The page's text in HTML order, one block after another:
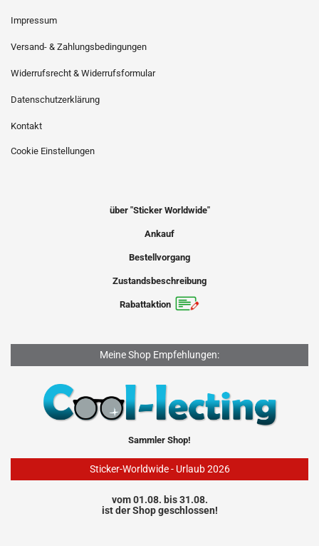
Impressum
Versand- & Zahlungsbedingungen
Widerrufsrecht & Widerrufsformular
Datenschutzerklärung
Kontakt
Cookie Einstellungen
über "Sticker Worldwide"
Ankauf
Bestellvorgang
Zustandsbeschreibung
Rabattaktion
Meine Shop Empfehlungen:
Sammler Shop!
Sticker-Worldwide - Urlaub 2026
vom 01.08. bis 31.08.
ist der Shop geschlossen!